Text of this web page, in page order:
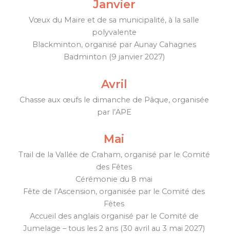
Janvier
Vœux du Maire et de sa municipalité, à la salle
polyvalente
Blackminton, organisé par Aunay Cahagnes
Badminton (9 janvier 2027)
Avril
Chasse aux œufs le dimanche de Pâque, organisée
par l’APE
Mai
Trail de la Vallée de Craham, organisé par le Comité
des Fêtes
Cérémonie du 8 mai
Fête de l’Ascension, organisée par le Comité des
Fêtes
Accueil des anglais organisé par le Comité de
Jumelage – tous les 2 ans (30 avril au 3 mai 2027)